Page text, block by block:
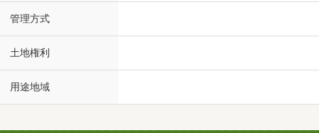
管理方式
土地権利
用途地域